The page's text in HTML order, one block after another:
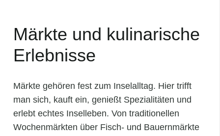
Märkte und kulinarische
Erlebnisse
Märkte gehören fest zum Inselalltag. Hier trifft
man sich, kauft ein, genießt Spezialitäten und
erlebt echtes Inselleben. Von traditionellen
Wochenmärkten über Fisch- und Bauernmärkte